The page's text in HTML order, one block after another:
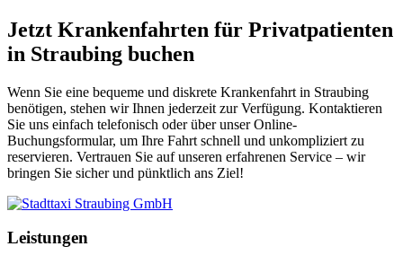
Jetzt Krankenfahrten für Privatpatienten
in Straubing buchen
Wenn Sie eine bequeme und diskrete Krankenfahrt in Straubing
benötigen, stehen wir Ihnen jederzeit zur Verfügung. Kontaktieren
Sie uns einfach telefonisch oder über unser Online-
Buchungsformular, um Ihre Fahrt schnell und unkompliziert zu
reservieren. Vertrauen Sie auf unseren erfahrenen Service – wir
bringen Sie sicher und pünktlich ans Ziel!
Leistungen